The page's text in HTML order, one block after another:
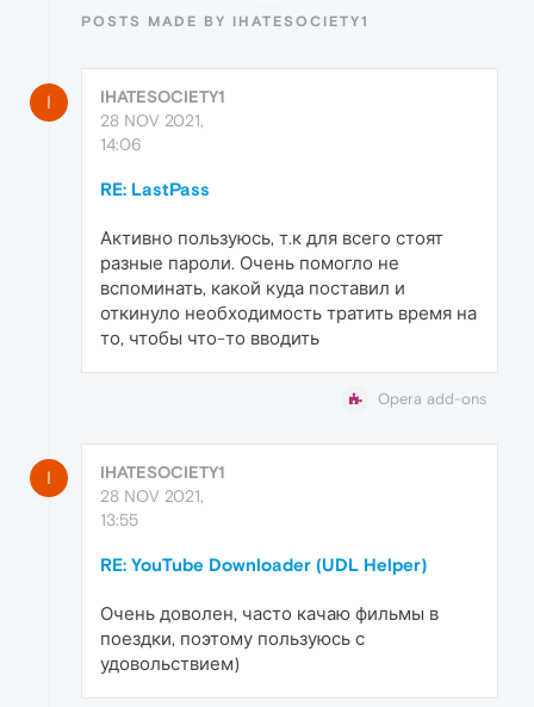
POSTS MADE BY IHATESOCIETY1
I
IHATESOCIETY1
28 NOV 2021,
14:06
RE: LastPass
Активно пользуюсь, т.к для всего стоят
разные пароли. Очень помогло не
вспоминать, какой куда поставил и
откинуло необходимость тратить время на
то, чтобы что-то вводить
Opera add-ons
I
IHATESOCIETY1
28 NOV 2021,
13:55
RE: YouTube Downloader (UDL Helper)
Очень доволен, часто качаю фильмы в
поездки, поэтому пользуюсь с
удовольствием)